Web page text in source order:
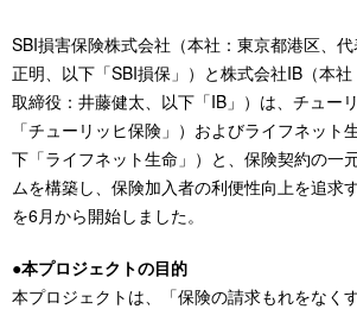
SBI損害保険株式会社（本社：東京都港区、
正明、以下「SBI損保」）と株式会社IB（本
取締役：井藤健太、以下「IB」）は、チュー
「チューリッヒ保険」）およびライフネット
下「ライフネット生命」）と、保険契約の一
ムを構築し、保険加入者の利便性向上を追求
を6月から開始しました。
●本プロジェクトの目的
本プロジェクトは、「保険の請求もれをなく